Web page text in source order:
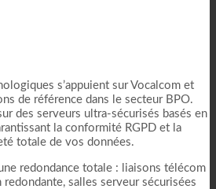
s’appuient sur Vocalcom et
de référence dans le secteur BPO.
des serveurs ultra-sécurisés basés en
la conformité RGPD et la
totale de vos données.
redondance totale : liaisons télécom
salles serveur sécurisées